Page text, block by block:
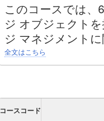
このコースでは、
ジ オブジェクト
ジ マネジメント
検索で時間を効果
を計算する方法、
較する方法、出力
全文はこちら
コースコード